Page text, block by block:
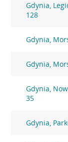
Gdynia,
128
Gdynia,
Gdynia,
Gdynia,
35
Gdynia,